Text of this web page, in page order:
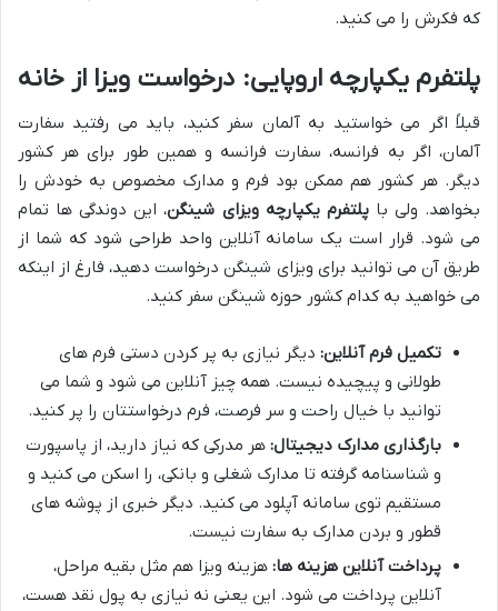
که فکرش را می کنید.
پلتفرم یکپارچه اروپایی: درخواست ویزا از خانه
قبلاً اگر می خواستید به آلمان سفر کنید، باید می رفتید سفارت
آلمان، اگر به فرانسه، سفارت فرانسه و همین طور برای هر کشور
دیگر. هر کشور هم ممکن بود فرم و مدارک مخصوص به خودش را
بخواهد. ولی باپلتفرم یکپارچه ویزای شینگن، این دوندگی ها تمام
می شود. قرار است یک سامانه آنلاین واحد طراحی شود که شما از
طریق آن می توانید برای ویزای شینگن درخواست دهید، فارغ از اینکه
می خواهید به کدام کشور حوزه شینگن سفر کنید.
تکمیل فرم آنلاین: دیگر نیازی به پر کردن دستی فرم های
طولانی و پیچیده نیست. همه چیز آنلاین می شود و شما می
توانید با خیال راحت و سر فرصت، فرم درخواستتان را پر کنید.
بارگذاری مدارک دیجیتال: هر مدرکی که نیاز دارید، از پاسپورت
و شناسنامه گرفته تا مدارک شغلی و بانکی، را اسکن می کنید و
مستقیم توی سامانه آپلود می کنید. دیگر خبری از پوشه های
قطور و بردن مدارک به سفارت نیست.
پرداخت آنلاین هزینه ها: هزینه ویزا هم مثل بقیه مراحل،
آنلاین پرداخت می شود. این یعنی نه نیازی به پول نقد هست،